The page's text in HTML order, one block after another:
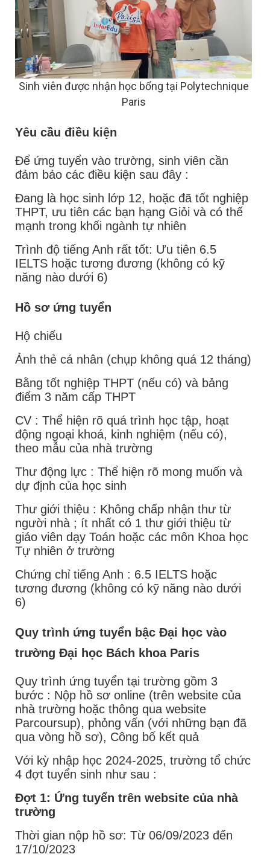
Sinh viên được nhận học bổng tại Polytechnique
Paris
Yêu cầu điều kiện
Để ứng tuyển vào trường, sinh viên cần
đảm bảo các điều kiện sau đây :
Đang là học sinh lớp 12, hoặc đã tốt nghiệp
THPT, ưu tiên các bạn hạng Giỏi và có thế
mạnh trong khối ngành tự nhiên
Trình độ tiếng Anh rất tốt: Ưu tiên 6.5
IELTS hoặc tương đương (không có kỹ
năng nào dưới 6)
Hồ sơ ứng tuyển
Hộ chiếu
Ảnh thẻ cá nhân (chụp không quá 12 tháng)
Bằng tốt nghiệp THPT (nếu có) và bảng
điểm 3 năm cấp THPT
CV : Thể hiện rõ quá trình học tập, hoạt
động ngoại khoá, kinh nghiệm (nếu có),
theo mẫu của nhà trường
Thư động lực : Thể hiện rõ mong muốn và
dự định của học sinh
Thư giới thiệu : Không chấp nhận thư từ
người nhà ; ít nhất có 1 thư giới thiệu từ
giáo viên dạy Toán hoặc các môn Khoa học
Tự nhiên ở trường
Chứng chỉ tiếng Anh : 6.5 IELTS hoặc
tương đương (không có kỹ năng nào dưới
6)
Quy trình ứng tuyển bậc Đại học vào
trường Đại học Bách khoa Paris
Quy trình ứng tuyển tại trường gồm 3
bước : Nộp hồ sơ online (trên website của
nhà trường hoặc thông qua website
Parcoursup), phỏng vấn (với những bạn đã
qua vòng hồ sơ), Công bố kết quả
Với kỳ nhập học 2024-2025, trường tổ chức
4 đợt tuyển sinh như sau :
Đợt 1: Ứng tuyển trên website của nhà
trường
Thời gian nộp hồ sơ: Từ 06/09/2023 đến
17/10/2023